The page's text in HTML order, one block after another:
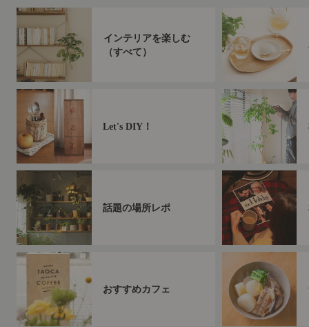
インテリアを楽しむ
（すべて）
Let's DIY！
話題の場所レポ
おすすめカフェ